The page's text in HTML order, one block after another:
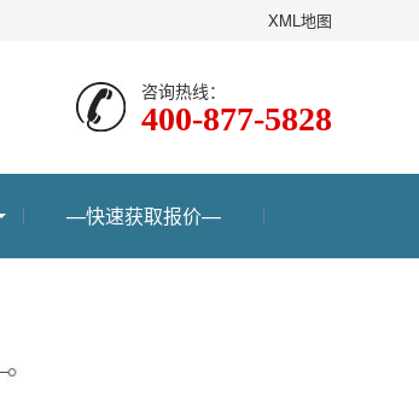
XML地图
咨询热线：
400-877-5828
—快速获取报价—